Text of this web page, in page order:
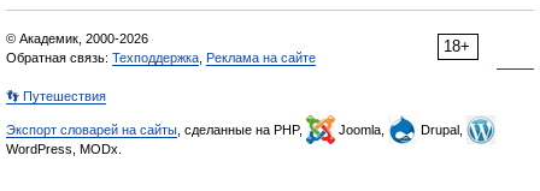
18+
© Академик, 2000-2026
Обратная связь: Техподдержка Реклама на сайте
👣 Путешествия
Экспорт словарей на сайты , сделанные на PHP, Joomla,
Drupal,
WordPress, MODx.